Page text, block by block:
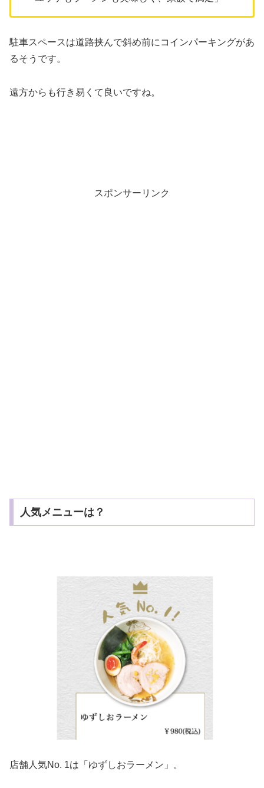
駐車スペースは道路挟んで斜め前にコインパーキングがあ
るそうです。
遠方からも行き易くて良いですね。
スポンサーリンク
人気メニューは？
店舗人気No. 1は「ゆずしおラーメン」。